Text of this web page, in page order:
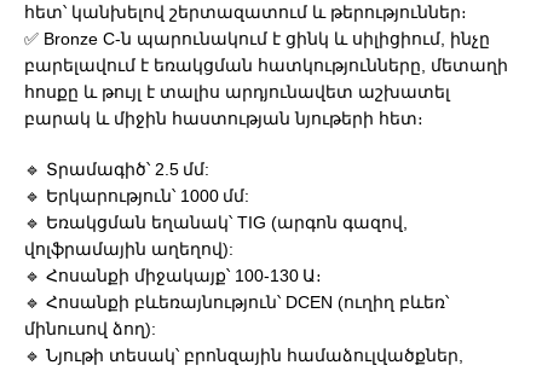
հետ՝ կանխելով շերտազատում և թերություններ։
✅ Bronze C-ն պարունակում է ցինկ և սիլիցիում, ինչը
բարելավում է եռակցման հատկությունները, մետաղի
հոսքը և թույլ է տալիս արդյունավետ աշխատել
բարակ և միջին հաստության նյութերի հետ։
🔹 Տրամագիծ՝ 2.5 մմ:
🔹 Երկարություն՝ 1000 մմ:
🔹 Եռակցման եղանակ՝ TIG (արգոն գազով,
վոլֆրամային աղեղով):
🔹 Հոսանքի միջակայք՝ 100-130 Ա։
🔹 Հոսանքի բևեռայնություն՝ DCEN (ուղիղ բևեռ՝
մինուսով ձող):
🔹 Նյութի տեսակ՝ բրոնզային համաձուլվածքներ,